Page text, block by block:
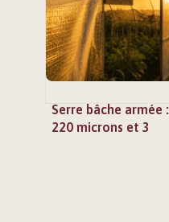
éviter
Serre bâche armée :
220 microns et 3